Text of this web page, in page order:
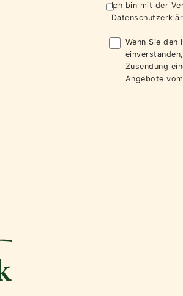
Ich bin mit der
Wenn Sie den
Zusendung
Angebote